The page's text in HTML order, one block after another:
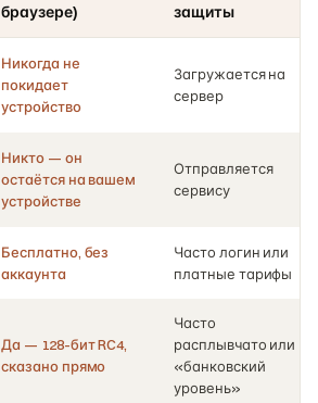
браузере)
защиты
Никогда не
покидает
устройство
Загружается на
сервер
Никто — он
остаётся на вашем
устройстве
Отправляется
сервису
Бесплатно, без
аккаунта
Часто логин или
платные тарифы
Да — 128-бит RC4,
сказано прямо
Часто
расплывчато или
«банковский
уровень»